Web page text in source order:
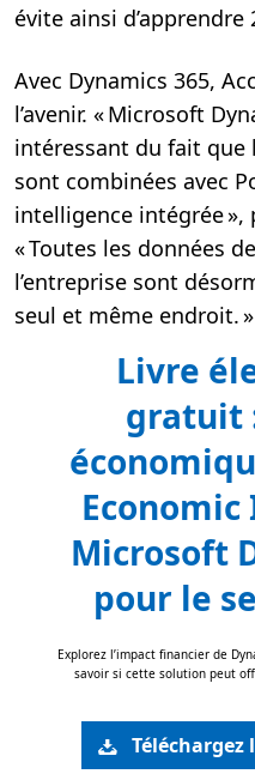
évite ainsi
Avec Dynamics 365,
l’avenir. « Microsoft
intéressant du fait que
sont combinées avec
intelligence intégrée
« Toutes les données
l’entreprise sont
seul et même endroit. »
Livre
gratuit
Microsoft
pour le
Explorez l’impact financier de
savoir si cette solution peut